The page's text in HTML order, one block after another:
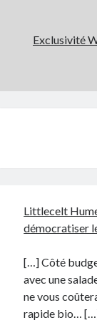
Exclusivité
Littlecelt
démocratiser
[…] Côté
avec une
ne vous
rapide bio…